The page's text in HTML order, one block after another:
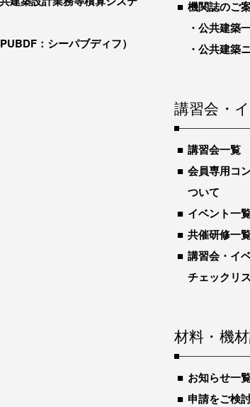
PUBDF：シーパブディフ）
機関誌のご
公共建築
公共建築
講習会・
講習会一覧
会員専用コ
ついて
イベント一
共催研修一
講習会・イ
チェックリ
材料・機
お知らせ一
申請をご検